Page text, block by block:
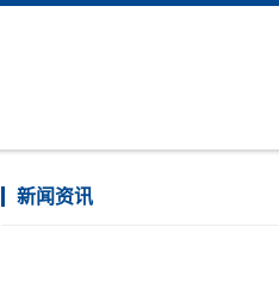
新闻资讯